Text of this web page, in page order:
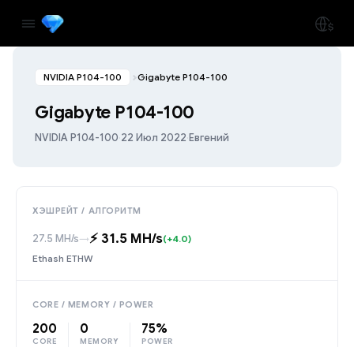
NVIDIA P104-100 Gigabyte P104-100
Gigabyte P104-100
NVIDIA P104-100·22 Июл 2022·Евгений
ХЭШРЕЙТ / АЛГОРИТМ
27.5 MH/s→⚡️ 31.5 MH/s(+4.0)
Ethash ETHW
CORE / MEMORY / POWER
200
CORE
0
MEMORY
75%
POWER